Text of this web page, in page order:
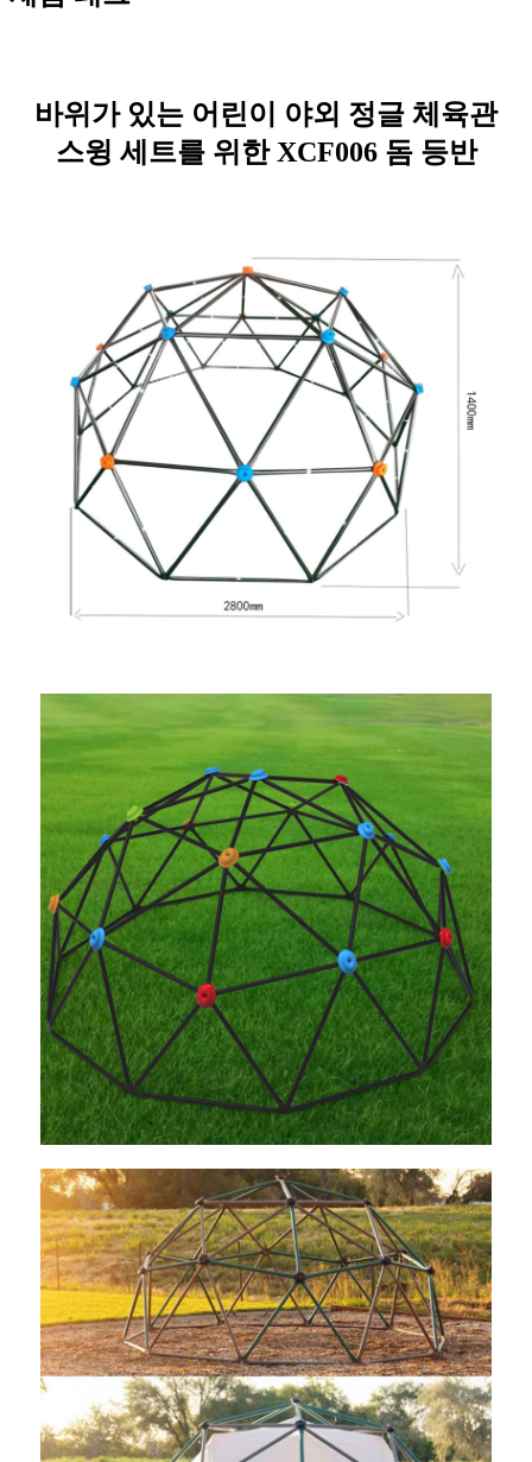
바위가 있는 어린이 야외 정글 체육관
스윙 세트를 위한 XCF006 돔 등반